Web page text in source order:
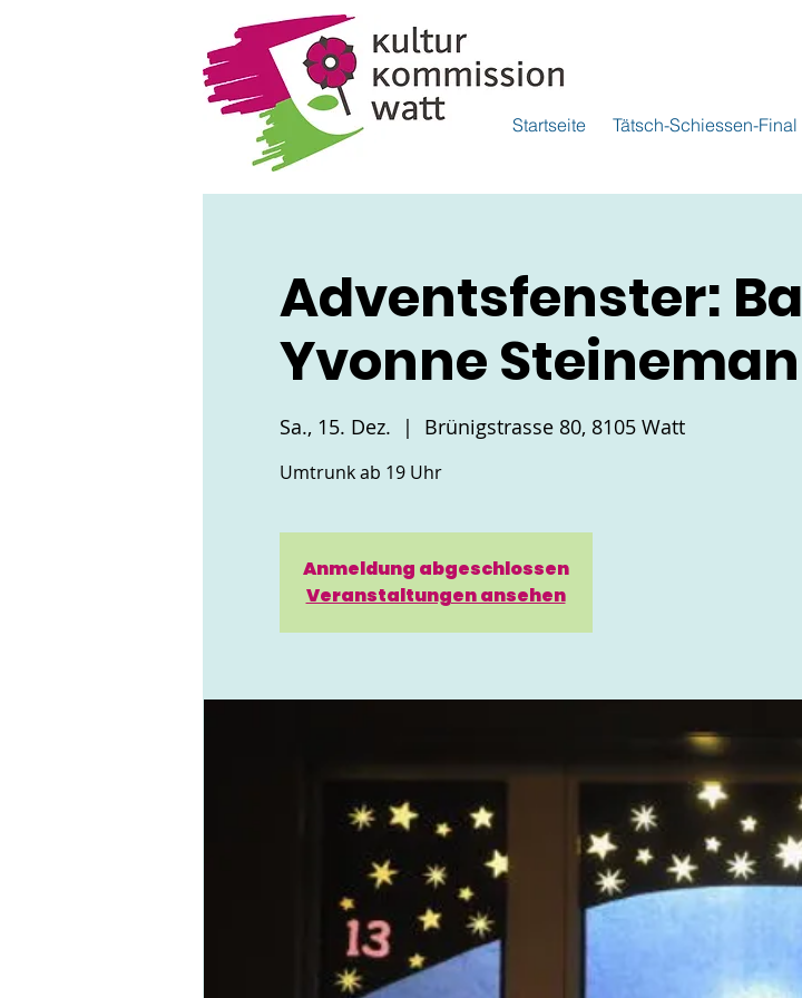
Startseite Tätsch-Schiessen-Final
Adventsfenster:
Yvonne
Sa., 15. Dez.
  |
Brünigstrasse 80, 8105 Watt
Umtrunk ab 19 Uhr
Anmeldung abgeschlossen
Veranstaltungen ansehen